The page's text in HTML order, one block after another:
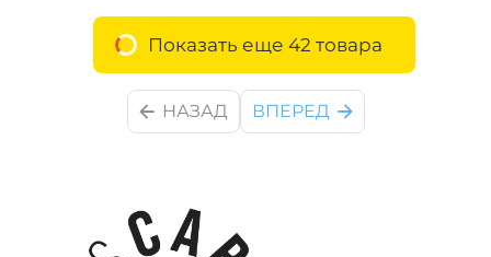
Показать еще 42 товара
НАЗАД ВПЕРЕД